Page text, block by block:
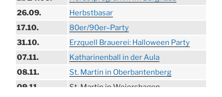
26.09.
Herbstbasar
17.10.
80er/90er–Party
31.10.
Erzquell Brauerei: Halloween Party
07.11.
Katharinenball in der Aula
08.11.
St. Martin in Oberbantenberg
09.11.
St. Martin in Weiershagen